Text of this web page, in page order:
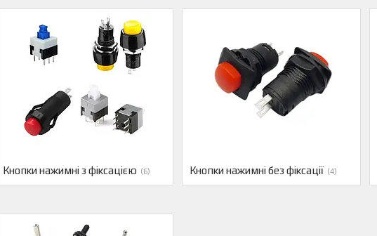
Кнопки нажимні з фіксацією 6 Кнопки нажимні без фіксації 4